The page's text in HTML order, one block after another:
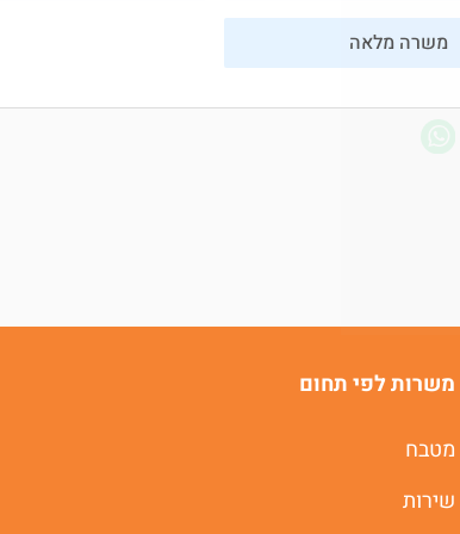
משרה מלאה
משרות לפי תחום
מטבח
שירות